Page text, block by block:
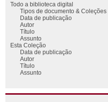
Todo a biblioteca digital
Tipos de documento & Coleções
Data de publicação
Autor
Título
Assunto
Esta Coleção
Data de publicação
Autor
Título
Assunto